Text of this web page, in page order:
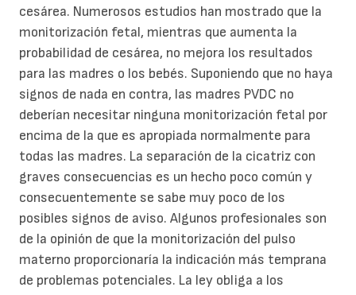
cesárea. Numerosos estudios han mostrado que la
monitorización fetal, mientras que aumenta la
probabilidad de cesárea, no mejora los resultados
para las madres o los bebés. Suponiendo que no haya
signos de nada en contra, las madres PVDC no
deberían necesitar ninguna monitorización fetal por
encima de la que es apropiada normalmente para
todas las madres. La separación de la cicatriz con
graves consecuencias es un hecho poco común y
consecuentemente se sabe muy poco de los
posibles signos de aviso. Algunos profesionales son
de la opinión de que la monitorización del pulso
materno proporcionaría la indicación más temprana
de problemas potenciales. La ley obliga a los